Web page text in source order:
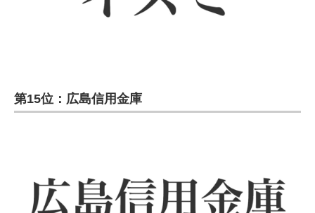
第15位：広島信用金庫